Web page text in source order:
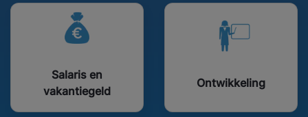
Salaris en
vakantiegeld
Ontwikkeling